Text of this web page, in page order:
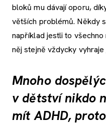
bloků mu dávají oporu,
větších problémů. Někdy
například jestli to
něj stejně vždycky
Mnoho
v dětství nikdo
mít ADHD,